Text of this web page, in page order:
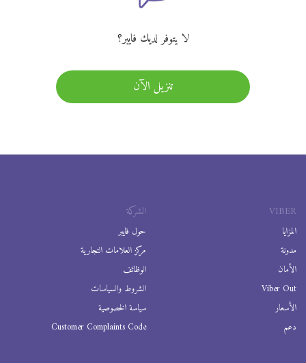
لا يتوفر لديك فايبر؟
تنزيل الآن
VIBER
المزايا
مدونة
الأمان
Viber Out
الأسعار
دعم
الشركة
حول فايبر
مركز العلامات التجارية
الوظائف
الشروط والسياسات
سياسة الخصوصية
Customer Complaints Code